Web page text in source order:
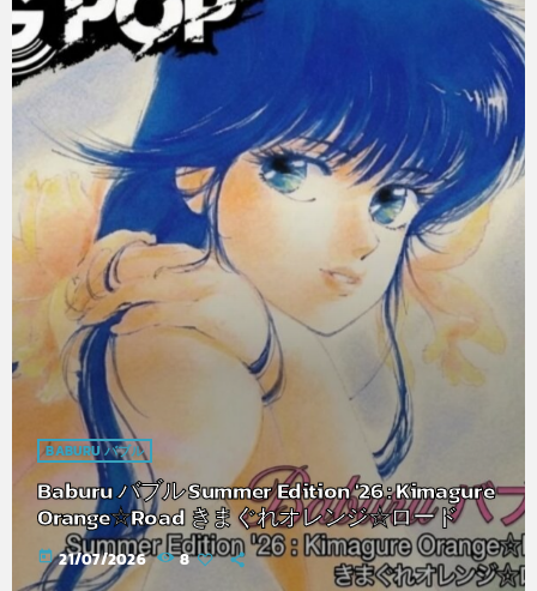
BABURU バブル
Baburu バブル Summer Edition '26 : Kimagure
Orange☆Road きまぐれオレンジ☆ロード
today 21/07/2026 8